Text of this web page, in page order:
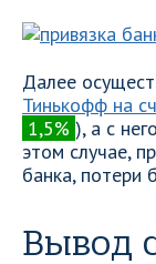
Далее
Тинькофф на
1,5% ), а с
этом случае,
банка, потери
Вывод